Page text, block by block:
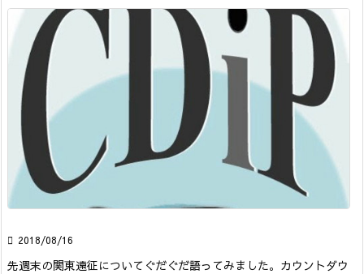
 2018/08/16
先週末の関東遠征についてぐだぐだ語ってみました。 カウントダウ